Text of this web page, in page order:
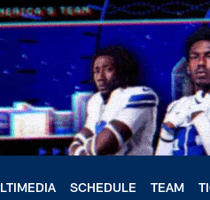
SCHEDULE TEAM